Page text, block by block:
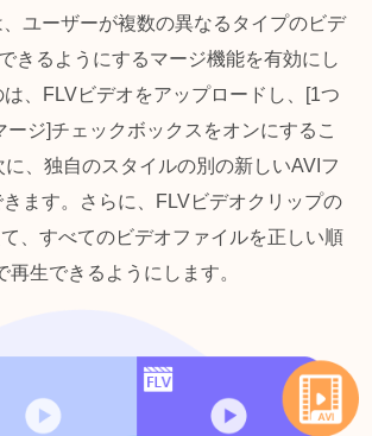
ユーザーが複数の異なるタイプのビデ
きるようにするマージ機能を有効にし
は、FLVビデオをアップロードし、[1つ
ージ]チェックボックスをオンにするこ
に、独自のスタイルの別の新しいAVIフ
ます。さらに、FLVビデオクリップの
、すべてのビデオファイルを正しい順
再生できるようにします。